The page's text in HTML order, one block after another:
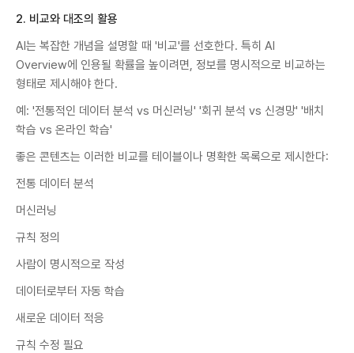
2. 비교와 대조의 활용
AI는 복잡한 개념을 설명할 때 '비교'를 선호한다. 특히 AI
Overview에 인용될 확률을 높이려면, 정보를 명시적으로 비교하는
형태로 제시해야 한다.
예: '전통적인 데이터 분석 vs 머신러닝' '회귀 분석 vs 신경망' '배치
학습 vs 온라인 학습'
좋은 콘텐츠는 이러한 비교를 테이블이나 명확한 목록으로 제시한다:
전통 데이터 분석
머신러닝
규칙 정의
사람이 명시적으로 작성
데이터로부터 자동 학습
새로운 데이터 적응
규칙 수정 필요